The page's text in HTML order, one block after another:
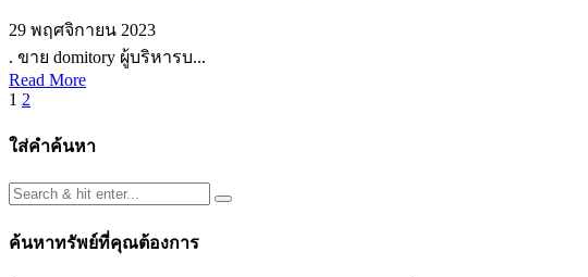
29 พฤศจิกายน 2023
. ขาย domitory ผู้บริหารบ...
Read More
Posts
pagination
1 2
ใส่คำค้นหา
ค้นหาทรัพย์ที่คุณต้องการ